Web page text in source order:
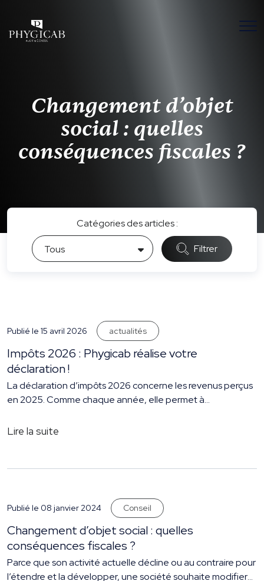
Changement d’objet
social : quelles
conséquences fiscales ?
Catégories des articles :
Tous Filtrer
Publié le 15 avril 2026 actualités
Impôts 2026 : Phygicab réalise votre
déclaration !
La déclaration d’impôts 2026 concerne les revenus perçus
en 2025. Comme chaque année, elle permet à
de l’impôt sur le revenu en fonction de la situation de
contribuables. Elle […]
Lire la suite
Publié le 08 janvier 2024 Conseil
Changement d’objet social : quelles
conséquences fiscales ?
Parce que son activité actuelle décline ou au contraire pour
l’étendre et la développer, une société souhaite modifier